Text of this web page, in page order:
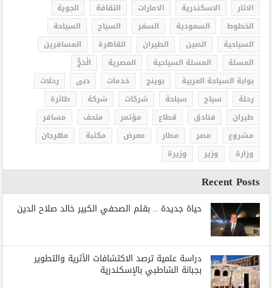
الاثار الاسكندرية الامارات الثقافة
الجوية
الخطوط
السعودية السفر السياح
السياحة
السياحية
الصين الطيران القاهرة
المسافرين
المسلة
المسلة السياحية المصرية
الْحَجُّ
بوابة السياحة العربية
بوينج خدمات دبى
رحلات
رحلة
سياح سياحة شركات شركة
طائرة
طيران
فنادق قطاع مؤتمر متحف
مسافر
مشروع
مصر مطار معرض مكتبة
مهرجان
وزارة
وزير وزيرة
Recent Posts
حياة جديدة .. بقلم الصحفي الكبير خالد صلاح الدين
دراسة علمية ترصد الاكتشافات الأثرية والتطوير
بجبانة الشاطبي بالإسكندرية